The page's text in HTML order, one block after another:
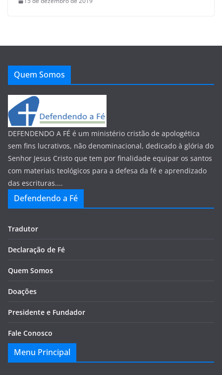
Quem Somos
DEFENDENDO A FÉ é um ministério cristão de apologética
sem fins lucrativos, não denominacional, dedicado à glória do
Senhor Jesus Cristo que tem por finalidade equipar os santos
com materiais teológicos para a defesa da fé e aprendizado
das escrituras....
Defendendo a Fé
Tradutor
Declaração de Fé
Quem Somos
Doações
Presidente e Fundador
Fale Conosco
Menu Principal